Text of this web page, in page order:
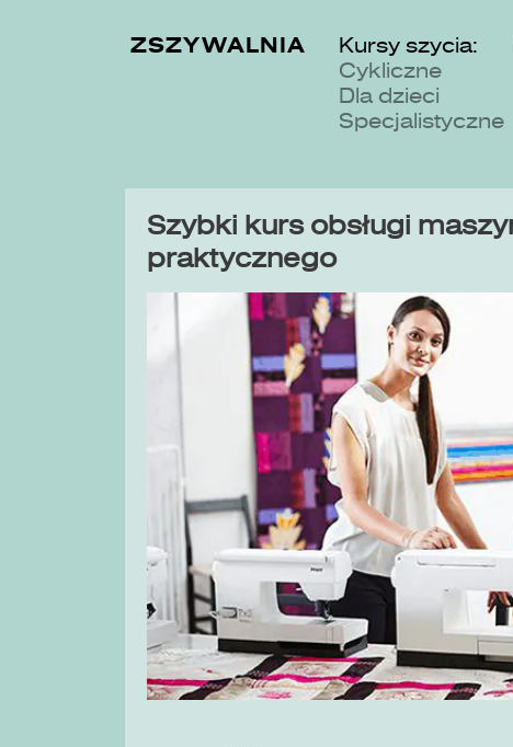
ZSZYWALNIA
Kursy szycia:
Cykliczne
Dla dzieci
Specjalistyczne
Szybki kurs obsługi
praktycznego